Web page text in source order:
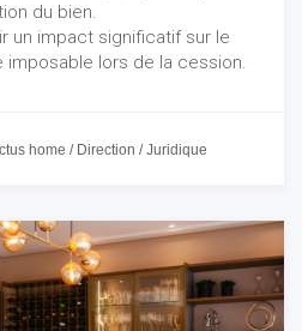
du bien.
un impact significatif sur le
imposable lors de la cession.
home / Direction /Juridique